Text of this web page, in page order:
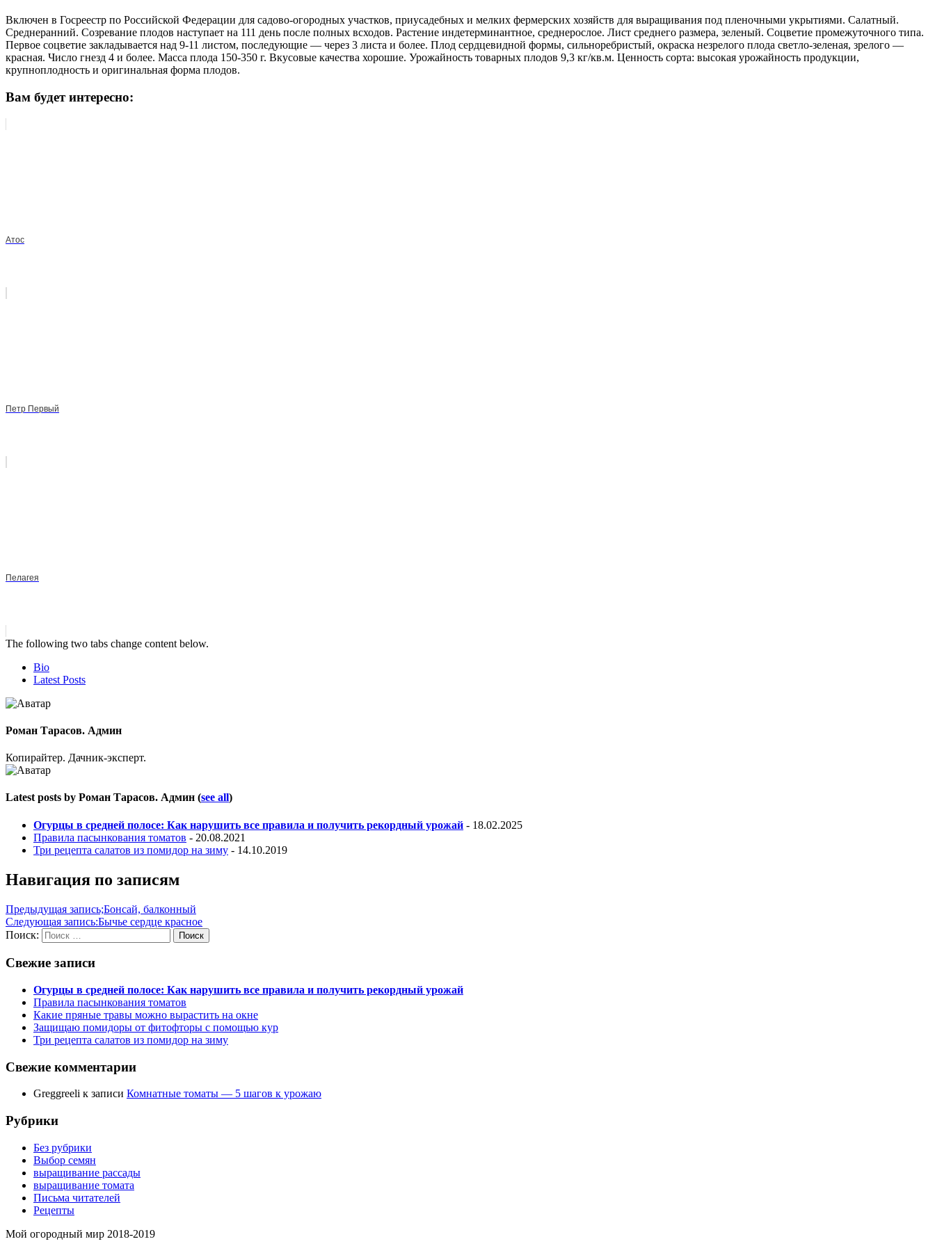
Включен в Госреестр по Российской Федерации для садово-огородных участков, приусадебных и мелких фермерских хозяйств для выращивания под пленочными укрытиями. Салатный.
Среднеранний. Созревание плодов наступает на 111 день после полных всходов. Растение индетерминантное, среднерослое. Лист среднего размера, зеленый. Соцветие промежуточного типа.
Первое соцветие закладывается над 9-11 листом, последующие — через 3 листа и более. Плод сердцевидной формы, сильноребристый, окраска незрелого плода светло-зеленая, зрелого —
красная. Число гнезд 4 и более. Масса плода 150-350 г. Вкусовые качества хорошие. Урожайность товарных плодов 9,3 кг/кв.м. Ценность сорта: высокая урожайность продукции,
крупноплодность и оригинальная форма плодов.
Вам будет интересно:
Атос
Петр Первый
Пелагея
The following two tabs change content below.
Bio
Latest Posts
Роман Тарасов. Админ
Копирайтер. Дачник-эксперт.
Latest posts by Роман Тарасов. Админ (see all)
Огурцы в средней полосе: Как нарушить все правила и получить рекордный урожай - 18.02.2025
Правила пасынкования томатов - 20.08.2021
Три рецепта салатов из помидор на зиму - 14.10.2019
Навигация по записям
Предыдущая запись;Бонсай, балконный
Следующая запись:Бычье сердце красное
Поиск:
Поиск
Свежие записи
Огурцы в средней полосе: Как нарушить все правила и получить рекордный урожай
Правила пасынкования томатов
Какие пряные травы можно вырастить на окне
Защищаю помидоры от фитофторы с помощью кур
Три рецепта салатов из помидор на зиму
Свежие комментарии
Greggreeli к записи Комнатные томаты — 5 шагов к урожаю
Рубрики
Без рубрики
Выбор семян
выращивание рассады
выращивание томата
Письма читателей
Рецепты
Мой огородный мир 2018-2019